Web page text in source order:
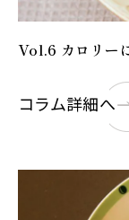
Vol.6 カロリー
コラム詳細へ